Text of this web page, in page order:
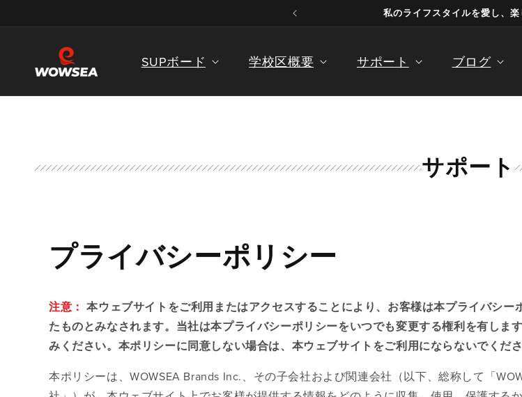
私のライフスタイルを愛し、楽
SUPボード 学校区概要 サポート ブログ
サポート
プライバシーポリシー
注意： 本ウェブサイトをご利用またはアクセスすることにより、お客様は本プライバシー
たものとみなされます。当社は本プライバシーポリシーをいつでも変更する権利を有しま
みください。本ポリシーに同意しない場合は、本ウェブサイトをご利用にならないでくださ
本ポリシーは、WOWSEA Brands Inc.、その子会社および関連会社（以下、総称して「